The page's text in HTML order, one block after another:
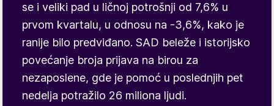
se i veliki pad u ličnoj potrošnji od 7,6% u
prvom kvartalu, u odnosu na -3,6%, kako je
ranije bilo predviđano. SAD beleže i istorijsko
povećanje broja prijava na birou za
nezaposlene, gde je pomoć u poslednjih pet
nedelja potražilo 26 miliona ljudi.